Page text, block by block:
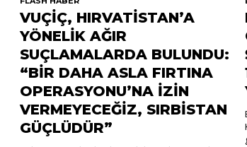
VUÇİÇ, HIRVATİSTAN’A
YÖNELİK AĞIR
SUÇLAMALARDA BULUNDU:
“BİR DAHA ASLA FIRTINA
OPERASYONU’NA İZİN
VERMEYECEĞİZ, SIRBİSTAN
GÜÇLÜDÜR”